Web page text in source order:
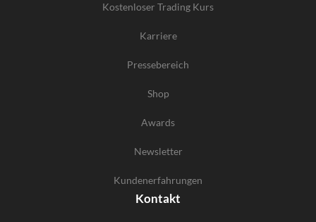
Kostenloser Trading Kurs
Karriere
Pressebereich
Shop
Awards
Newsletter
Kundenerfahrungen
Kontakt